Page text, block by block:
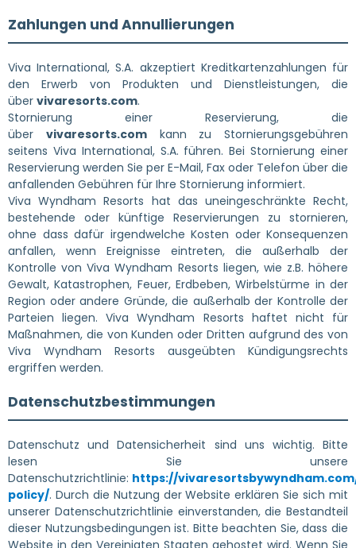
Zahlungen und Annullierungen
Viva International, S.A. akzeptiert Kreditkartenzahlungen für
den Erwerb von Produkten und Dienstleistungen, die
über vivaresorts.com.
Stornierung einer Reservierung, die
über vivaresorts.comkann zu Stornierungsgebühren
seitens Viva International, S.A. führen. Bei Stornierung einer
Reservierung werden Sie per E-Mail, Fax oder Telefon über die
anfallenden Gebühren für Ihre Stornierung informiert.
Viva Wyndham Resorts hat das uneingeschränkte Recht,
bestehende oder künftige Reservierungen zu stornieren,
ohne dass dafür irgendwelche Kosten oder Konsequenzen
anfallen, wenn Ereignisse eintreten, die außerhalb der
Kontrolle von Viva Wyndham Resorts liegen, wie z.B. höhere
Gewalt, Katastrophen, Feuer, Erdbeben, Wirbelstürme in der
Region oder andere Gründe, die außerhalb der Kontrolle der
Parteien liegen. Viva Wyndham Resorts haftet nicht für
Maßnahmen, die von Kunden oder Dritten aufgrund des von
Viva Wyndham Resorts ausgeübten Kündigungsrechts
ergriffen werden.
Datenschutzbestimmungen
Datenschutz und Datensicherheit sind uns wichtig. Bitte
lesen Sie unsere
Datenschutzrichtlinie: https://
policy/. Durch die Nutzung der Website erklären Sie sich mit
unserer Datenschutzrichtlinie einverstanden, die Bestandteil
dieser Nutzungsbedingungen ist. Bitte beachten Sie, dass die